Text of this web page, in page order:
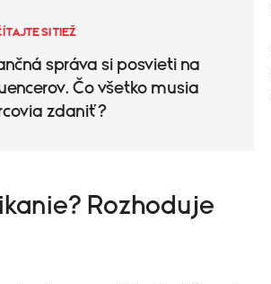
SI TIEŽ
správa si posvieti na
Čo všetko musia
zdaniť?
Rozhoduje